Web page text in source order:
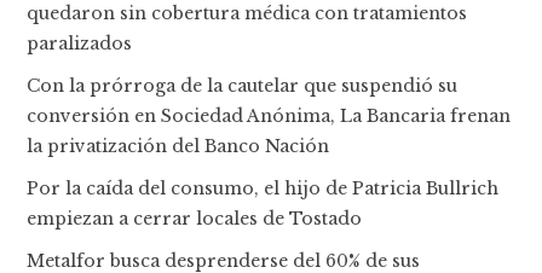
quedaron sin cobertura médica con tratamientos
paralizados
Con la prórroga de la cautelar que suspendió su
conversión en Sociedad Anónima, La Bancaria frenan
la privatización del Banco Nación
Por la caída del consumo, el hijo de Patricia Bullrich
empiezan a cerrar locales de Tostado
Metalfor busca desprenderse del 60% de sus